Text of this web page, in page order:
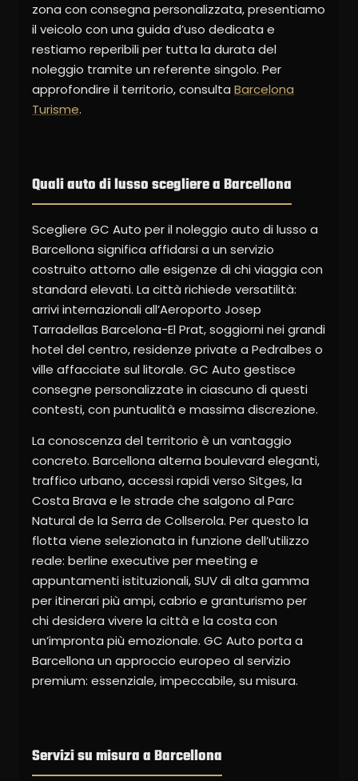
zona con consegna personalizzata, presentiamo
il veicolo con una guida d’uso dedicata e
restiamo reperibili per tutta la durata del
noleggio tramite un referente singolo. Per
approfondire il territorio, consulta Barcelona
Turisme.
Quali auto di lusso scegliere a Barcellona
Scegliere GC Auto per il noleggio auto di lusso a
Barcellona significa affidarsi a un servizio
costruito attorno alle esigenze di chi viaggia con
standard elevati. La città richiede versatilità:
arrivi internazionali all’Aeroporto Josep
Tarradellas Barcelona-El Prat, soggiorni nei grandi
hotel del centro, residenze private a Pedralbes o
ville affacciate sul litorale. GC Auto gestisce
consegne personalizzate in ciascuno di questi
contesti, con puntualità e massima discrezione.
La conoscenza del territorio è un vantaggio
concreto. Barcellona alterna boulevard eleganti,
traffico urbano, accessi rapidi verso Sitges, la
Costa Brava e le strade che salgono al Parc
Natural de la Serra de Collserola. Per questo la
flotta viene selezionata in funzione dell’utilizzo
reale: berline executive per meeting e
appuntamenti istituzionali, SUV di alta gamma
per itinerari più ampi, cabrio e granturismo per
chi desidera vivere la città e la costa con
un’impronta più emozionale. GC Auto porta a
Barcellona un approccio europeo al servizio
premium: essenziale, impeccabile, su misura.
Servizi su misura a Barcellona